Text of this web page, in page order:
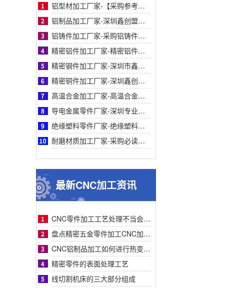
铝型材加工厂家-【采购参考】深圳鑫创盟铝型材加工厂家：从痛点剖析到合作对比全解析
铝制品加工厂家-深圳鑫创盟铝制品加工精密工艺高效交付助采购降本增效高品质保障
铝铸件加工厂家-采购铝铸件加工厂家指南：鑫创盟机电精密铸造与快速交付标杆实力工厂
精密铝件加工厂家-精密铝件加工厂家采购指南：鑫创盟技术、品质与案例详解（附对比表）
精密钢件加工厂家-深圳市鑫创盟精密钢件加工：高精度快交付定制化解决方案优质厂家
精密铜件加工厂家-深圳鑫创盟精密铜件加工：高精度、快交期、定制化优选方案的首选商家
高温合金加工厂家-高温合金加工采购指南：鑫创盟精密工艺对比与客户案例信任背书详解篇
导电金属零件厂家-深圳专业导电金属零件厂家鑫创盟：采购必读，品质与成本平衡之道
绝缘塑料零件厂家-绝缘塑料零件厂家采购指南：鑫创盟精密定制品质可靠降本增效首选方案
耐磨材质加工厂家-采购必读：耐磨材质加工厂家如何选？鑫创盟高耐磨低成本方案权威解析
最新CNC加工资讯
CNC零件加工工艺处理不当会有什么影响？
盘点精密五金零件加工CNC加工明显的特征有哪些
CNC铝制品加工如何进行热变形处理？
精密零件的表面处理工艺
线切割机床的三大部分组成